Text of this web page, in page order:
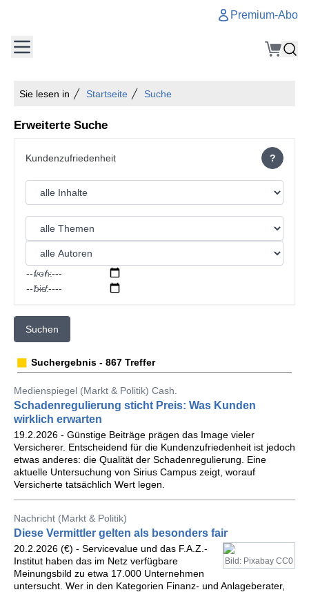
Premium-Abo
Sie lesen in Startseite Suche
Erweiterte Suche
?
von:
bis:
Suchen
Suchergebnis - 867 Treffer
Medienspiegel (Markt & Politik) Cash.
Schadenregulierung sticht Preis: Was Kunden
wirklich erwarten
19.2.2026 - Günstige Beiträge prägen das Image vieler
Versicherer. Entscheidend für die Kundenzufriedenheit ist jedoch
etwas anderes: die Qualität der Schadenregulierung. Eine
aktuelle Untersuchung von Sirius Campus zeigt, worauf
Versicherte tatsächlich Wert legen.
Nachricht (Markt & Politik)
Diese Vermittler gelten als besonders fair
Bild: Pixabay CC0
20.2.2026 (€) - Servicevalue und das F.A.Z.-
Institut haben das im Netz verfügbare
Meinungsbild zu etwa 17.000 Unternehmen
untersucht. Wer in den Kategorien Finanz- und Anlageberater,